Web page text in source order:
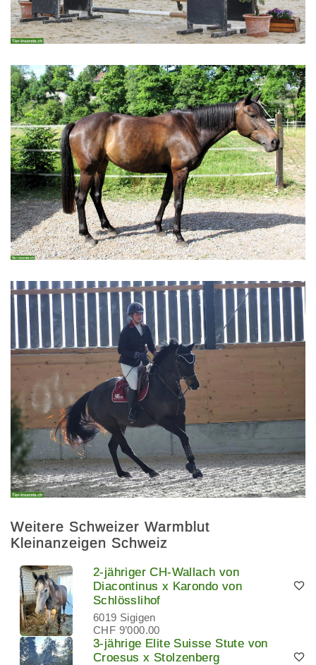
Weitere Schweizer Warmblut
Kleinanzeigen Schweiz
2-jähriger CH-Wallach von
Diacontinus x Karondo von
Schlösslihof
6019 Sigigen
CHF 9’000.00
3-jährige Elite Suisse Stute von
Croesus x Stolzenberg